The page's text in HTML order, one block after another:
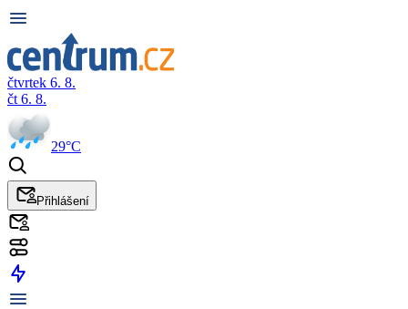
čtvrtek 6. 8.
čt 6. 8.
29°C
Přihlášení